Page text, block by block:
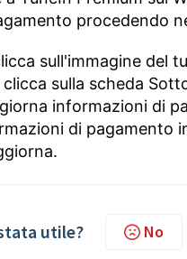
procedendo
sull'immagine del
sulla scheda
informazioni di
di pagamento
utile? No